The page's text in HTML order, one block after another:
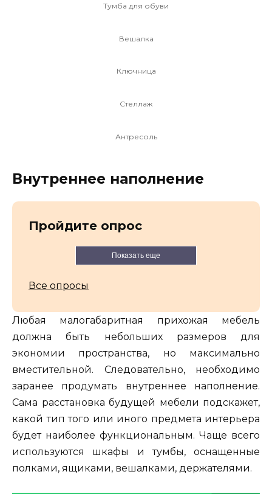
Тумба для обуви
Вешалка
Ключница
Стеллаж
Антресоль
Внутреннее наполнение
Пройдите опрос
Показать еще
Все опросы
Любая малогабаритная прихожая мебель
должна быть небольших размеров для
экономии пространства, но максимально
вместительной. Следовательно, необходимо
заранее продумать внутреннее наполнение.
Сама расстановка будущей мебели подскажет,
какой тип того или иного предмета интерьера
будет наиболее функциональным. Чаще всего
используются шкафы и тумбы, оснащенные
полками, ящиками, вешалками, держателями.